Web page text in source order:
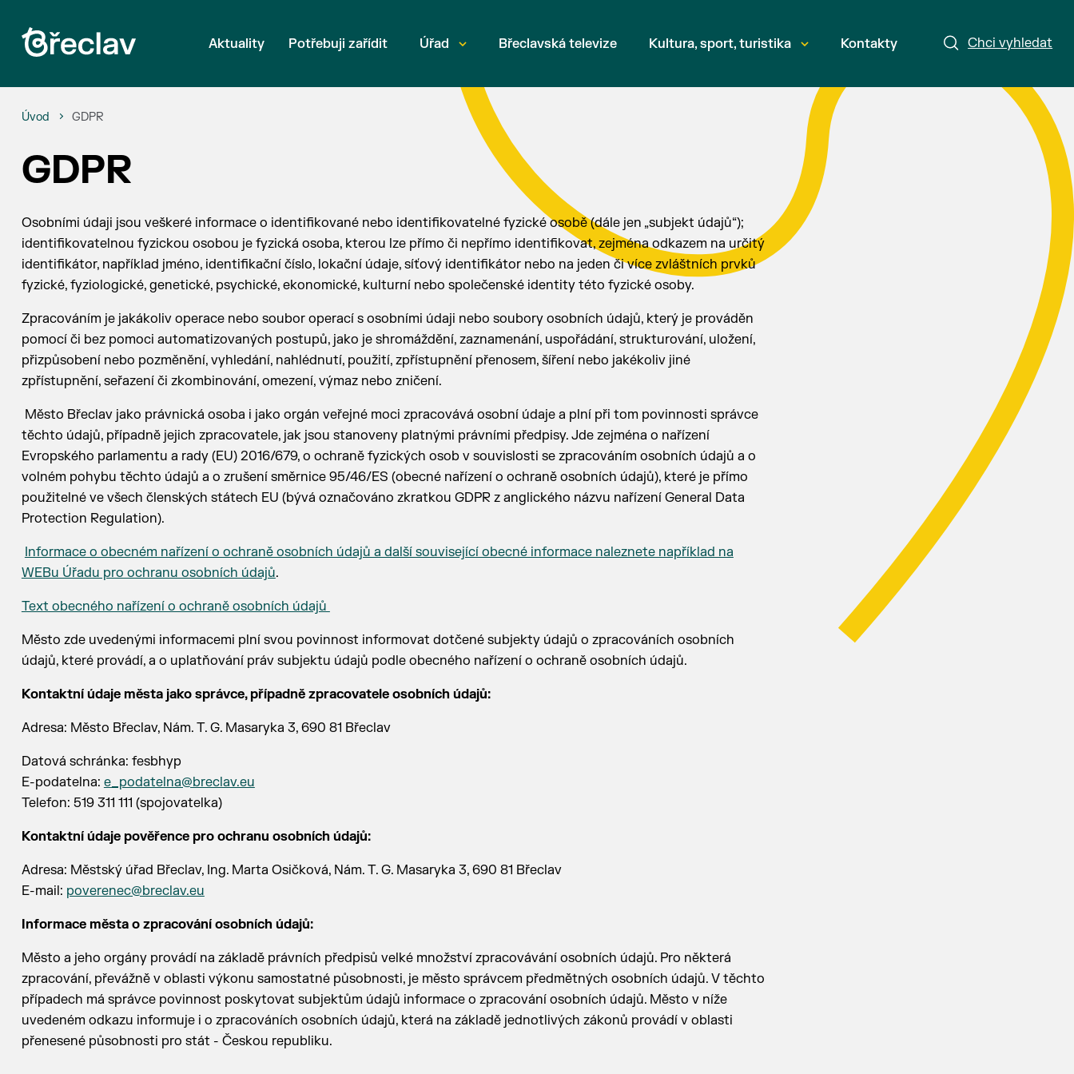
Chci vyhledat
Aktuality Potřebuji zařídit Úřad Břeclavská televize Kultura, sport, turistika Kontakty
Úvod GDPR
GDPR
Osobními údaji jsou veškeré informace o identifikované nebo identifikovatelné fyzické osobě (dále jen „subjekt údajů“);
identifikovatelnou fyzickou osobou je fyzická osoba, kterou lze přímo či nepřímo identifikovat, zejména odkazem na určitý
identifikátor, například jméno, identifikační číslo, lokační údaje, síťový identifikátor nebo na jeden či více zvláštních prvků
fyzické, fyziologické, genetické, psychické, ekonomické, kulturní nebo společenské identity této fyzické osoby.
Zpracováním je jakákoliv operace nebo soubor operací s osobními údaji nebo soubory osobních údajů, který je prováděn
pomocí či bez pomoci automatizovaných postupů, jako je shromáždění, zaznamenání, uspořádání, strukturování, uložení,
přizpůsobení nebo pozměnění, vyhledání, nahlédnutí, použití, zpřístupnění přenosem, šíření nebo jakékoliv jiné
zpřístupnění, seřazení či zkombinování, omezení, výmaz nebo zničení.
Město Břeclav jako právnická osoba i jako orgán veřejné moci zpracovává osobní údaje a plní při tom povinnosti správce
těchto údajů, případně jejich zpracovatele, jak jsou stanoveny platnými právními předpisy. Jde zejména o nařízení
Evropského parlamentu a rady (EU) 2016/679, o ochraně fyzických osob v souvislosti se zpracováním osobních údajů a o
volném pohybu těchto údajů a o zrušení směrnice 95/46/ES (obecné nařízení o ochraně osobních údajů), které je přímo
použitelné ve všech členských státech EU (bývá označováno zkratkou GDPR z anglického názvu nařízení General Data
Protection Regulation).
Informace o obecném nařízení o ochraně osobních údajů a další související obecné informace naleznete například na
WEBu Úřadu pro ochranu osobních údajů.
Text obecného nařízení o ochraně osobních údajů
Město zde uvedenými informacemi plní svou povinnost informovat dotčené subjekty údajů o zpracováních osobních
údajů, které provádí, a o uplatňování práv subjektu údajů podle obecného nařízení o ochraně osobních údajů.
Kontaktní údaje města jako správce, případně zpracovatele osobních údajů:
Adresa: Město Břeclav, Nám. T. G. Masaryka 3, 690 81 Břeclav
Datová schránka: fesbhyp
E-podatelna: e_podatelna@breclav.eu
Telefon: 519 311 111 (spojovatelka)
Kontaktní údaje pověřence pro ochranu osobních údajů:
Adresa: Městský úřad Břeclav, Ing. Marta Osičková, Nám. T. G. Masaryka 3, 690 81 Břeclav
E-mail: poverenec@breclav.eu
Informace města o zpracování osobních údajů:
Město a jeho orgány provádí na základě právních předpisů velké množství zpracovávání osobních údajů. Pro některá
zpracování, převážně v oblasti výkonu samostatné působnosti, je město správcem předmětných osobních údajů. V těchto
případech má správce povinnost poskytovat subjektům údajů informace o zpracování osobních údajů. Město v níže
uvedeném odkazu informuje i o zpracováních osobních údajů, která na základě jednotlivých zákonů provádí v oblasti
přenesené působnosti pro stát - Českou republiku.